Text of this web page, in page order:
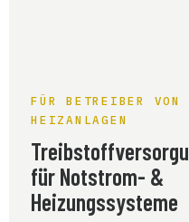
FÜR BETREIBER VON
HEIZANLAGEN
für Notstrom- &
Heizungssysteme